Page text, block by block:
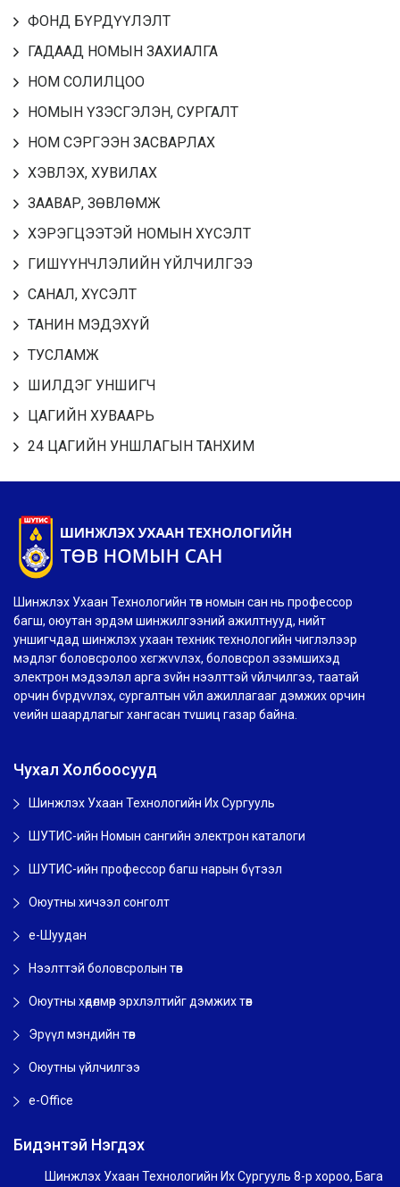
ФОНД БҮРДҮҮЛЭЛТ
ГАДААД НОМЫН ЗАХИАЛГА
НОМ СОЛИЛЦОО
НОМЫН ҮЗЭСГЭЛЭН, СУРГАЛТ
НОМ СЭРГЭЭН ЗАСВАРЛАХ
ХЭВЛЭХ, ХУВИЛАХ
ЗААВАР, ЗӨВЛӨМЖ
ХЭРЭГЦЭЭТЭЙ НОМЫН ХҮСЭЛТ
ГИШҮҮНЧЛЭЛИЙН ҮЙЛЧИЛГЭЭ
САНАЛ, ХҮСЭЛТ
ТАНИН МЭДЭХҮЙ
ТУСЛАМЖ
ШИЛДЭГ УНШИГЧ
ЦАГИЙН ХУВААРЬ
24 ЦАГИЙН УНШЛАГЫН ТАНХИМ
Шинжлэх Ухаан Технологийн төв номын сан нь профессор
багш, оюутан эрдэм шинжилгээний ажилтнууд, нийт
уншигчдад шинжлэх ухаан техник технологийн чиглэлээр
мэдлэг боловсролоо хєгжvvлэх, боловсрол эзэмшихэд
электрон мэдээлэл арга зvйн нээлттэй vйлчилгээ, таатай
орчин бvрдvvлэх, сургалтын vйл ажиллагааг дэмжих орчин
vеийн шаардлагыг хангасан тvшиц газар байна.
Чухал Холбоосууд
Шинжлэх Ухаан Технологийн Их Сургууль
ШУТИС-ийн Номын сангийн электрон каталоги
ШУТИС-ийн профессор багш нарын бүтээл
Оюутны хичээл сонголт
e-Шуудан
Нээлттэй боловсролын төв
Оюутны хөдөлмөр эрхлэлтийг дэмжих төв
Эрүүл мэндийн төв
Оюутны үйлчилгээ
e-Office
Бидэнтэй Нэгдэх
Шинжлэх Ухаан Технологийн Их Сургууль 8-р хороо, Бага